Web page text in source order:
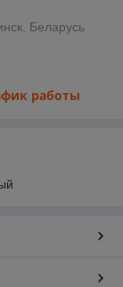
Беларусь
работы